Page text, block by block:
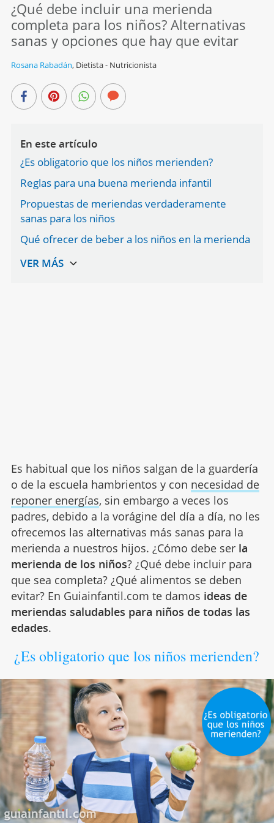
¿Qué debe incluir una merienda
completa para los niños? Alternativas
sanas y opciones que hay que evitar
Rosana Rabadán, Dietista - Nutricionista
En este artículo
¿Es obligatorio que los niños merienden?
Reglas para una buena merienda infantil
Propuestas de meriendas verdaderamente
sanas para los niños
Qué ofrecer de beber a los niños en la merienda
Es habitual que los niños salgan de la guardería
o de la escuela hambrientos y con necesidad de
reponer energías, sin embargo a veces los
padres, debido a la vorágine del día a día, no les
ofrecemos las alternativas más sanas para la
merienda a nuestros hijos. ¿Cómo debe ser la
merienda de los niños? ¿Qué debe incluir para
que sea completa? ¿Qué alimentos se deben
evitar? En Guiainfantil.com te damos ideas de
meriendas saludables para niños de todas las
edades.
¿Es obligatorio que los niños merienden?